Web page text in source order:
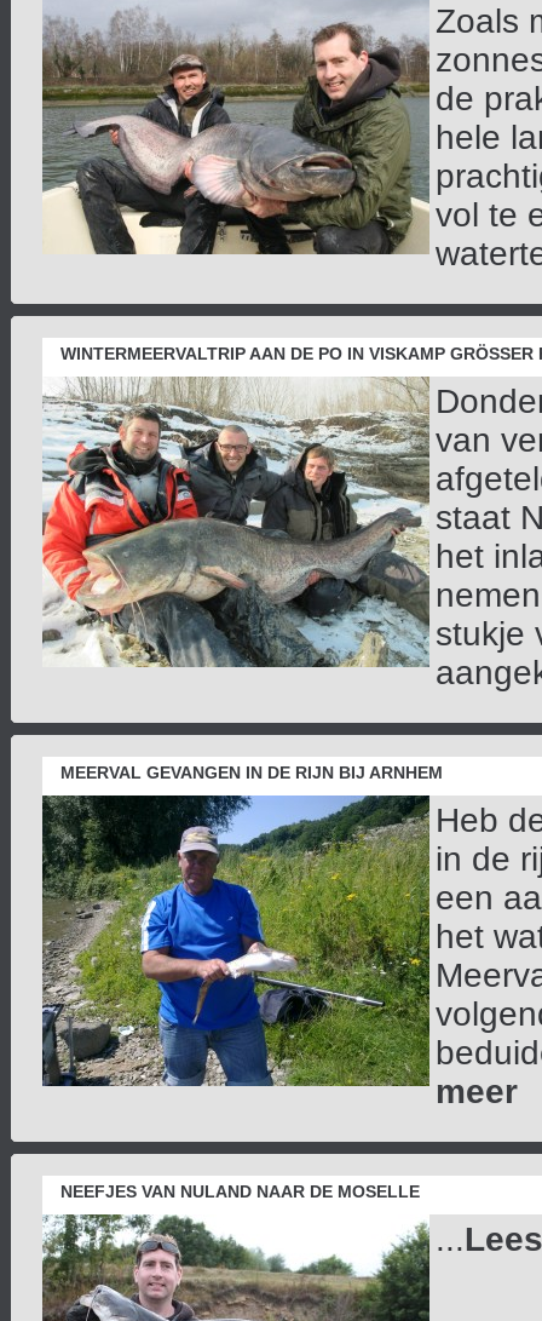
Zoals
de
hele
vol te
WINTERMEERVALTRIP AAN DE PO IN VISKAMP GRÖSSER
van
staat
het
stukje
MEERVAL GEVANGEN IN DE RIJN BIJ ARNHEM
Heb
in de
een
het
meer
NEEFJES VAN NULAND NAAR DE MOSELLE
...